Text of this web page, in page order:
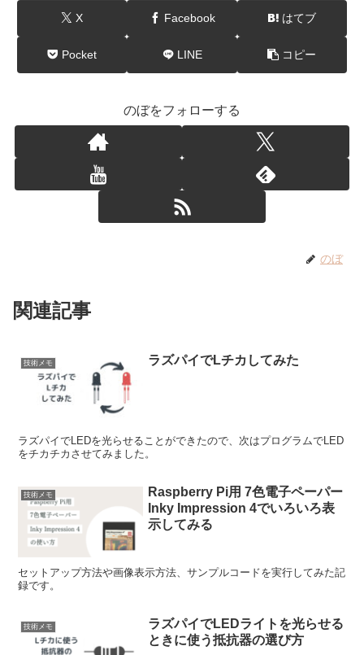
X Facebook はてブ
Pocket LINE コピー
のぼをフォローする
のぼ
関連記事
技術メモ ラズパイでLチカしてみた
ラズパイでLEDを光らせることができたので、次はプログラムでLED
をチカチカさせてみました。
技術メモ
Raspberry Pi用 7色電子ペーパー
Inky Impression 4でいろいろ表
示してみる
セットアップ方法や画像表示方法、サンプルコードを実行してみた記
録です。
技術メモ
ラズパイでLEDライトを光らせる
ときに使う抵抗器の選び方